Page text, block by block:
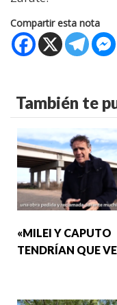
Compartir esta nota
También te
«MILEI Y CAPUTO
TENDRÍAN QUE